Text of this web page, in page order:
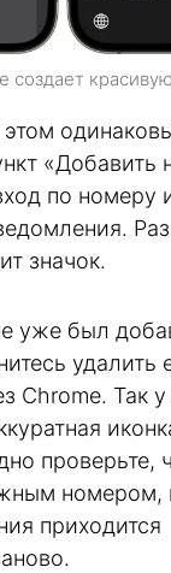
создает
«Добавить
по номеру
значок.
уже был
удалить
Chrome. Так у
проверьте,
номером,
приходится